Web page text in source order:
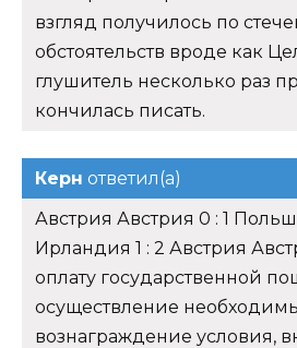
взгляд получилось по
обстоятельств вроде как
глушитель несколько раз
кончилась писать.
Керн ответил(а)
Австрия Австрия 0 : 1
Ирландия 1 : 2 Австрия
оплату государственной
осуществление
вознаграждение условия,